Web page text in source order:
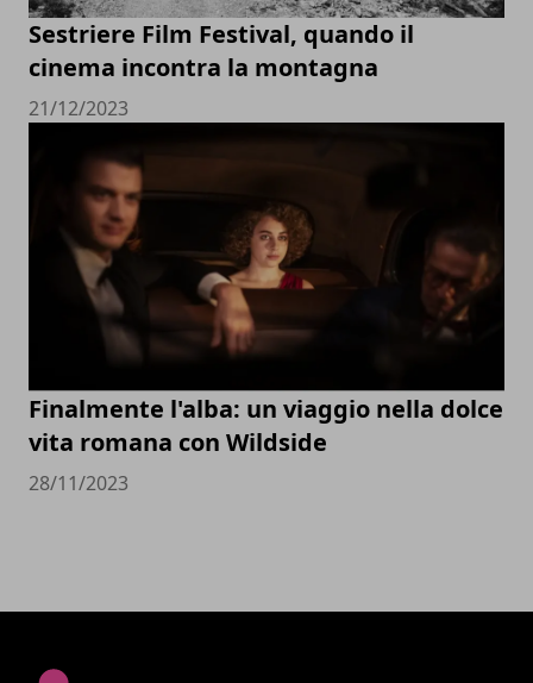
Sestriere Film Festival, quando il
cinema incontra la montagna
21/12/2023
Finalmente l'alba: un viaggio nella dolce
vita romana con Wildside
28/11/2023